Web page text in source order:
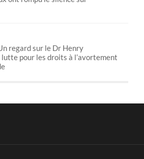
regard sur le Dr Henry
pour les droits à l’avortement